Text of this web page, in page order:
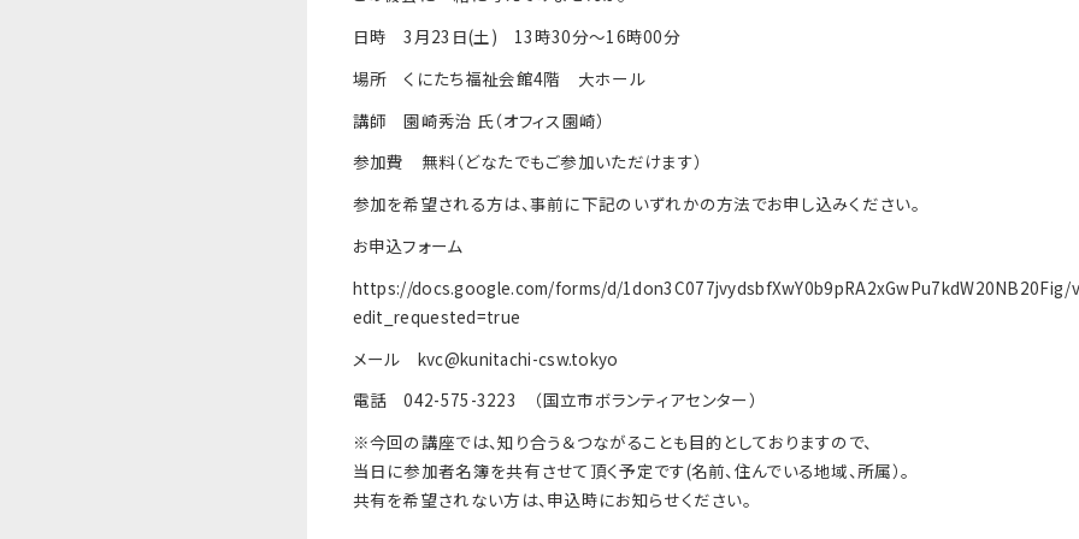
日時 3月23日(土) 13時30分～16時00分
場所 くにたち福祉会館4階 大ホール
講師 園崎秀治 氏（オフィス園崎）
参加費 無料（どなたでもご参加いただけます）
参加を希望される方は、事前に下記のいずれかの方法でお申し込みください。
お申込フォーム
https://docs.google.com/forms/d/1don3C077jvydsbfXwY0b9pRA2xGwPu7kdW20NB20Fig/
edit_requested=true
メール kvc@kunitachi-csw.tokyo
電話 042-575-3223 （国立市ボランティアセンター）
※今回の講座では、知り合う＆つながることも目的としておりますので、
当日に参加者名簿を共有させて頂く予定です(名前、住んでいる地域、所属）。
共有を希望されない方は、申込時にお知らせください。